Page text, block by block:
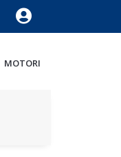
MOTORI